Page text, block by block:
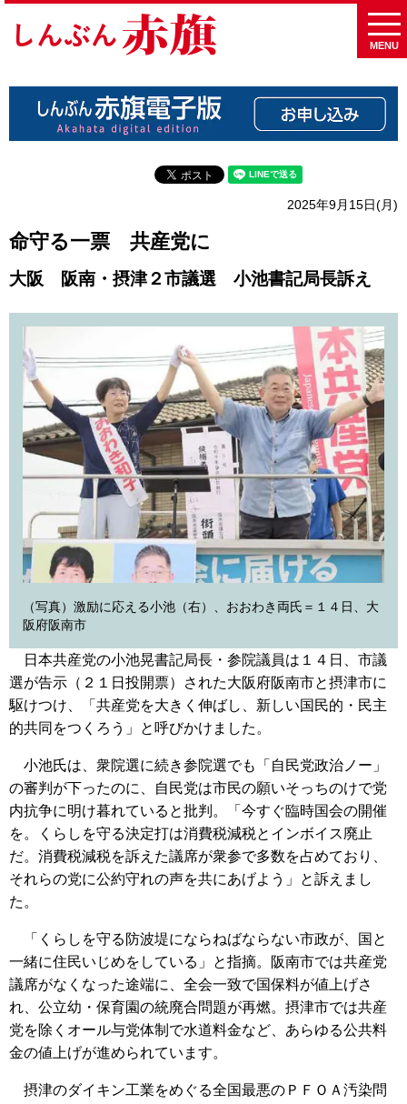
MENU
2025年9月15日(月)
命守る一票 共産党に
大阪 阪南・摂津２市議選 小池書記局長訴え
（写真）激励に応える小池（右）、おおわき両氏＝１４日、大
阪府阪南市
日本共産党の小池晃書記局長・参院議員は１４日、市議
選が告示（２１日投開票）された大阪府阪南市と摂津市に
駆けつけ、「共産党を大きく伸ばし、新しい国民的・民主
的共同をつくろう」と呼びかけました。
小池氏は、衆院選に続き参院選でも「自民党政治ノー」
の審判が下ったのに、自民党は市民の願いそっちのけで党
内抗争に明け暮れていると批判。「今すぐ臨時国会の開催
を。くらしを守る決定打は消費税減税とインボイス廃止
だ。消費税減税を訴えた議席が衆参で多数を占めており、
それらの党に公約守れの声を共にあげよう」と訴えまし
た。
「くらしを守る防波堤にならねばならない市政が、国と
一緒に住民いじめをしている」と指摘。阪南市では共産党
議席がなくなった途端に、全会一致で国保料が値上げさ
れ、公立幼・保育園の統廃合問題が再燃。摂津市では共産
党を除くオール与党体制で水道料金など、あらゆる公共料
金の値上げが進められています。
摂津のダイキン工業をめぐる全国最悪のＰＦＯＡ汚染問